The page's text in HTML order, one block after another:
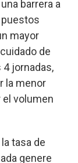
barrera a
puestos
mayor
de
4 jornadas,
la menor
el volumen
tasa de
genere